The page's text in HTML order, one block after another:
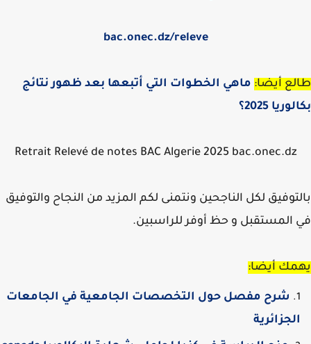
bac.onec.dz/releve
أيضا: ماهي الخطوات التي أتبعها بعد ظهور نتائج
2025؟
Retrait Relevé de notes BAC Algerie 2025 bac.onec.dz
لكل الناجحين ونتمنى لكم المزيد من النجاح والتوفيق
المستقبل و حظ أوفر للراسبين.
أيضا:
شرح مفصل حول التخصصات الجامعية في الجامعات